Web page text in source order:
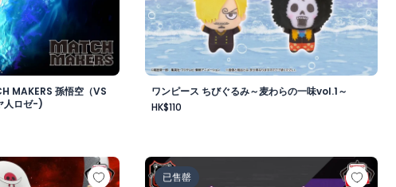
MAKERS 孫悟空（VS
人ロゼ-)
ワンピース ちびぐるみ～麦わらの一味vol.1～
HK$110
ルドコレクタブルフィギュア-ゴッドバレー事件 エドワード・ニュ
Crazy Raccoon デスクトップフィギュア-
已售罄